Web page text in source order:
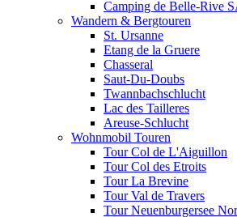
Camping de Belle-Rive
Wandern & Bergtouren
St. Ursanne
Etang de la Gruere
Chasseral
Saut-Du-Doubs
Twannbachschlucht
Lac des Tailleres
Areuse-Schlucht
Wohnmobil Touren
Tour Col de L'Aiguillon
Tour Col des Etroits
Tour La Brevine
Tour Val de Travers
Tour Neuenburgersee